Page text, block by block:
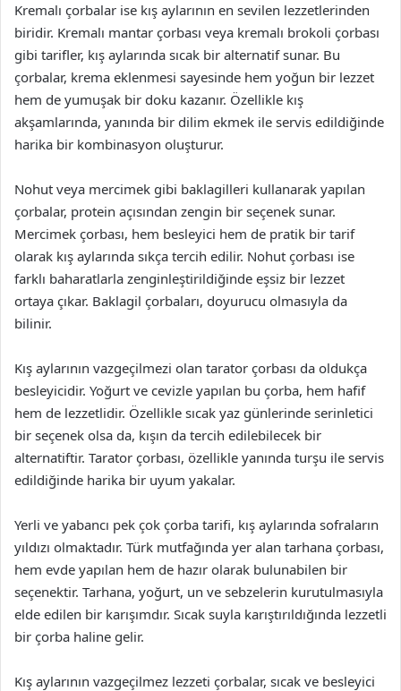
Kremalı çorbalar ise kış aylarının en sevilen lezzetlerinden
biridir. Kremalı mantar çorbası veya kremalı brokoli çorbası
gibi tarifler, kış aylarında sıcak bir alternatif sunar. Bu
çorbalar, krema eklenmesi sayesinde hem yoğun bir lezzet
hem de yumuşak bir doku kazanır. Özellikle kış
akşamlarında, yanında bir dilim ekmek ile servis edildiğinde
harika bir kombinasyon oluşturur.
Nohut veya mercimek gibi baklagilleri kullanarak yapılan
çorbalar, protein açısından zengin bir seçenek sunar.
Mercimek çorbası, hem besleyici hem de pratik bir tarif
olarak kış aylarında sıkça tercih edilir. Nohut çorbası ise
farklı baharatlarla zenginleştirildiğinde eşsiz bir lezzet
ortaya çıkar. Baklagil çorbaları, doyurucu olmasıyla da
bilinir.
Kış aylarının vazgeçilmezi olan tarator çorbası da oldukça
besleyicidir. Yoğurt ve cevizle yapılan bu çorba, hem hafif
hem de lezzetlidir. Özellikle sıcak yaz günlerinde serinletici
bir seçenek olsa da, kışın da tercih edilebilecek bir
alternatiftir. Tarator çorbası, özellikle yanında turşu ile servis
edildiğinde harika bir uyum yakalar.
Yerli ve yabancı pek çok çorba tarifi, kış aylarında sofraların
yıldızı olmaktadır. Türk mutfağında yer alan tarhana çorbası,
hem evde yapılan hem de hazır olarak bulunabilen bir
seçenektir. Tarhana, yoğurt, un ve sebzelerin kurutulmasıyla
elde edilen bir karışımdır. Sıcak suyla karıştırıldığında lezzetli
bir çorba haline gelir.
Kış aylarının vazgeçilmez lezzeti çorbalar, sıcak ve besleyici